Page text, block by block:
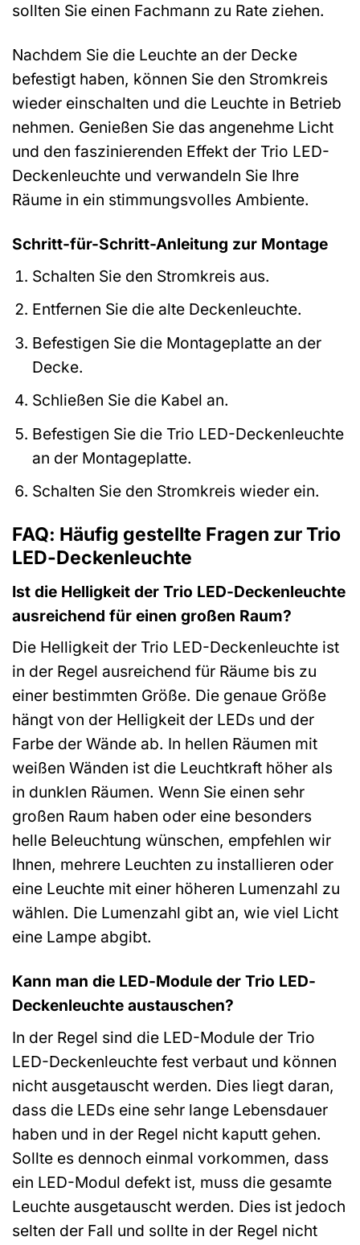
sollten Sie einen Fachmann zu Rate ziehen.
Nachdem Sie die Leuchte an der Decke
befestigt haben, können Sie den Stromkreis
wieder einschalten und die Leuchte in Betrieb
nehmen. Genießen Sie das angenehme Licht
und den faszinierenden Effekt der Trio LED-
Deckenleuchte und verwandeln Sie Ihre
Räume in ein stimmungsvolles Ambiente.
Schritt-für-Schritt-Anleitung zur Montage
Schalten Sie den Stromkreis aus.
Entfernen Sie die alte Deckenleuchte.
Befestigen Sie die Montageplatte an der
Decke.
Schließen Sie die Kabel an.
Befestigen Sie die Trio LED-Deckenleuchte
an der Montageplatte.
Schalten Sie den Stromkreis wieder ein.
FAQ: Häufig gestellte Fragen zur Trio
LED-Deckenleuchte
Ist die Helligkeit der Trio LED-Deckenleuchte
ausreichend für einen großen Raum?
Die Helligkeit der Trio LED-Deckenleuchte ist
in der Regel ausreichend für Räume bis zu
einer bestimmten Größe. Die genaue Größe
hängt von der Helligkeit der LEDs und der
Farbe der Wände ab. In hellen Räumen mit
weißen Wänden ist die Leuchtkraft höher als
in dunklen Räumen. Wenn Sie einen sehr
großen Raum haben oder eine besonders
helle Beleuchtung wünschen, empfehlen wir
Ihnen, mehrere Leuchten zu installieren oder
eine Leuchte mit einer höheren Lumenzahl zu
wählen. Die Lumenzahl gibt an, wie viel Licht
eine Lampe abgibt.
Kann man die LED-Module der Trio LED-
Deckenleuchte austauschen?
In der Regel sind die LED-Module der Trio
LED-Deckenleuchte fest verbaut und können
nicht ausgetauscht werden. Dies liegt daran,
dass die LEDs eine sehr lange Lebensdauer
haben und in der Regel nicht kaputt gehen.
Sollte es dennoch einmal vorkommen, dass
ein LED-Modul defekt ist, muss die gesamte
Leuchte ausgetauscht werden. Dies ist jedoch
selten der Fall und sollte in der Regel nicht